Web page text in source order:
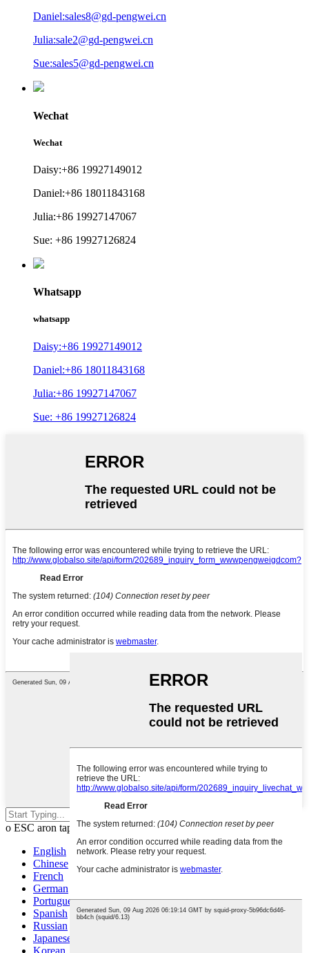
Daniel:sales8@gd-pengwei.cn
Julia:sale2@gd-pengwei.cn
Sue:sales5@gd-pengwei.cn
Wechat
Wechat
Daisy:+86 19927149012
Daniel:+86 18011843168
Julia:+86 19927147067
Sue: +86 19927126824
Whatsapp
whatsapp
Daisy:+86 19927149012
Daniel:+86 18011843168
Julia:+86 19927147067
Sue: +86 19927126824
o ESC aron tapuson
English
Chinese
French
German
Portuguese
Spanish
Russian
Japanese
Korean